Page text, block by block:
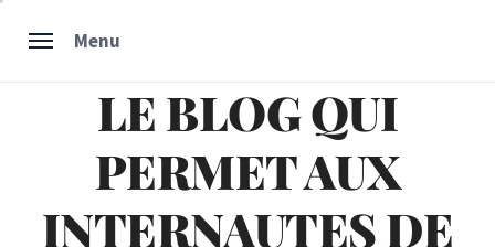
Menu
LE BLOG QUI
PERMET AUX
INTERNAUTES DE